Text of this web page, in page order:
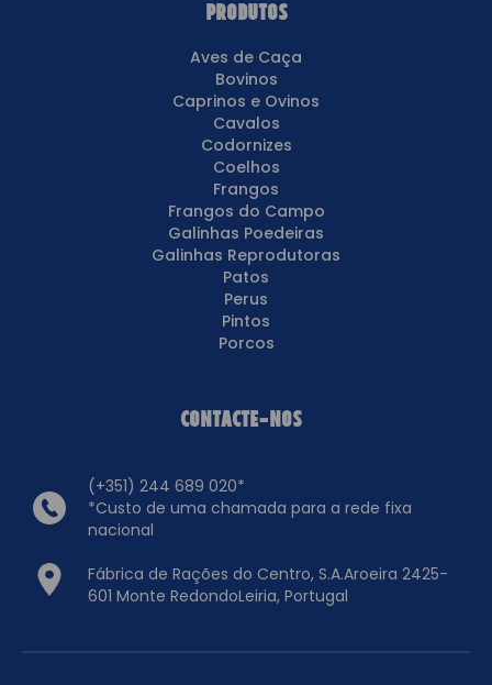
Produtos
Aves de Caça
Bovinos
Caprinos e Ovinos
Cavalos
Codornizes
Coelhos
Frangos
Frangos do Campo
Galinhas Poedeiras
Galinhas Reprodutoras
Patos
Perus
Pintos
Porcos
Contacte-nos
(+351) 244 689 020*
*Custo de uma chamada para a rede fixa
nacional
Fábrica de Rações do Centro, S.A.Aroeira 2425-
601 Monte RedondoLeiria, Portugal